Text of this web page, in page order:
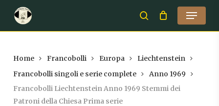
main
search
Menu
Home Francobolli Europa
Liechtenstein
Francobolli singoli e serie complete
Anno 1969
Francobolli Liechtenstein Anno 1969 Stemmi dei
Patroni della Chiesa Prima serie
Close